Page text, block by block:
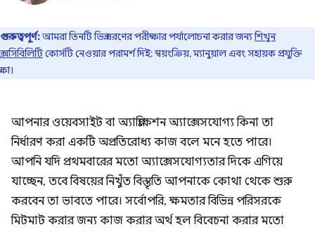
গুরুত্বপূর্ণ:আমরা তিনটি ভিন্ন ধরণের পরীক্ষার পর্যালোচনা করার জন্যশিখুন
কোর্সটি নেওয়ার পরামর্শ দিই: স্বয়ংক্রিয়, ম্যানুয়াল এবং সহায়ক প্রযুক্তি
আপনার ওয়েবসাইট বা অ্যাপ্লিকেশন অ্যাক্সেসযোগ্য কিনা তা
নির্ধারণ করা একটি অপ্রতিরোধ্য কাজ বলে মনে হতে পারে।
আপনি যদি প্রথমবারের মতো অ্যাক্সেসযোগ্যতার দিকে এগিয়ে
যাচ্ছেন, তবে বিষয়ের নিখুঁত বিস্তৃতি আপনাকে কোথা থেকে শুরু
করবেন তা ভাবতে পারে। সর্বোপরি, ক্ষমতার বিভিন্ন পরিসরকে
মিটমাট করার জন্য কাজ করার অর্থ হল বিবেচনা করার মতো